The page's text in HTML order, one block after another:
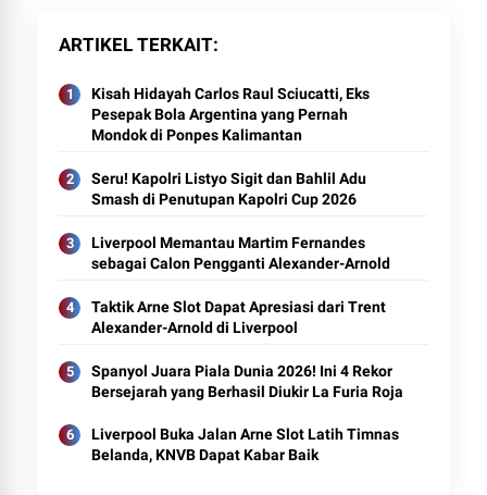
ARTIKEL TERKAIT
Kisah Hidayah Carlos Raul Sciucatti, Eks
Pesepak Bola Argentina yang Pernah
Mondok di Ponpes Kalimantan
Seru! Kapolri Listyo Sigit dan Bahlil Adu
Smash di Penutupan Kapolri Cup 2026
Liverpool Memantau Martim Fernandes
sebagai Calon Pengganti Alexander-Arnold
Taktik Arne Slot Dapat Apresiasi dari Trent
Alexander-Arnold di Liverpool
Spanyol Juara Piala Dunia 2026! Ini 4 Rekor
Bersejarah yang Berhasil Diukir La Furia Roja
Liverpool Buka Jalan Arne Slot Latih Timnas
Belanda, KNVB Dapat Kabar Baik